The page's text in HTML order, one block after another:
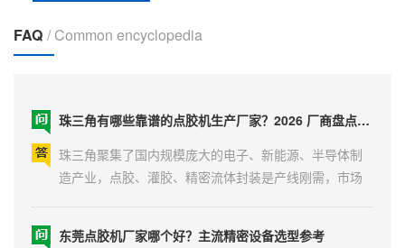
FAQ / Common encyclopedia
珠三角有哪些靠谱的点胶机生产厂家？2026 厂商盘点与选购参考
珠三角聚集了国内规模庞大的电子、新能源、半导体制
造产业，点胶、灌胶、精密流体封装是产线刚需，市场
谱的点胶机生产厂家，本文结合企业资质、技术沉淀、
东莞点胶机厂家哪个好？主流精密设备选型参考